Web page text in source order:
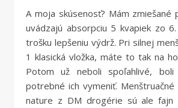
A moja skúsenosť? Mám zmiešané
uvádzajú absorpciu 5 kvapiek zo
trošku lepšeniu výdrž. Pri silnej
1 klasická vložka, máte to tak na
Potom už neboli spoľahlivé,
potrebné ich vymeniť. Menštruačné
nature z DM drogérie sú ale fajn